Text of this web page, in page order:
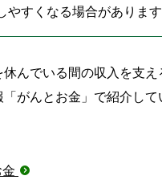
やすくなる場合があります
休んでいる間の収入を支え
がんとお金」で紹介して